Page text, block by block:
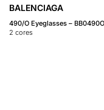
BALENCIAGA
490/O Eyeglasses – BB0490O
2 cores